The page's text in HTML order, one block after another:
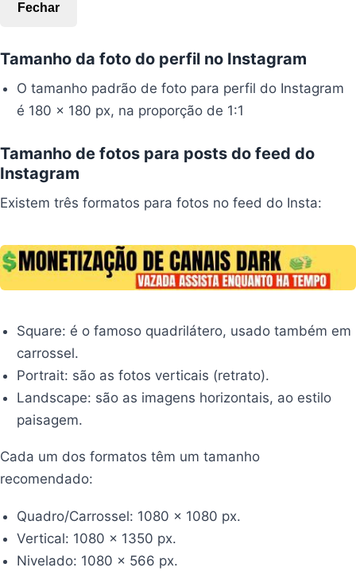
Fechar
Tamanho da foto do perfil no Instagram
O tamanho padrão de foto para perfil do Instagram
é 180 x 180 px, na proporção de 1:1
Tamanho de fotos para posts do feed do
Instagram
Existem três formatos para fotos no feed do Insta:
Square: é o famoso quadrilátero, usado também em
carrossel.
Portrait: são as fotos verticais (retrato).
Landscape: são as imagens horizontais, ao estilo
paisagem.
Cada um dos formatos têm um tamanho
recomendado:
Quadro/Carrossel: 1080 x 1080 px.
Vertical: 1080 x 1350 px.
Nivelado: 1080 x 566 px.